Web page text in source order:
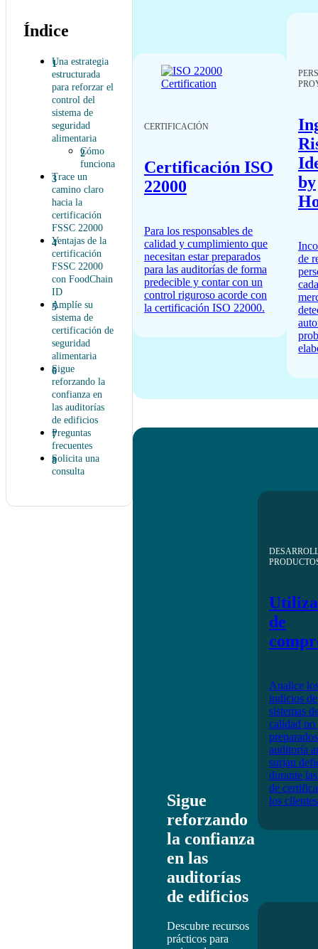
Índice
Una estrategia
estructurada
para reforzar el
control del
sistema de
seguridad
alimentaria
Cómo
funciona
Trace un
camino claro
hacia la
certificación
FSSC 22000
Ventajas de la
certificación
FSSC 22000
con FoodChain
ID
Amplíe su
sistema de
certificación de
seguridad
alimentaria
Sigue
reforzando la
confianza en
las auditorías
de edificios
Preguntas
frecuentes
Solicita una
consulta
CERTIFICACIÓN
Certificación ISO
22000
Para los responsables de
calidad y cumplimiento que
necesitan estar preparados
para las auditorías de forma
predecible y contar con un
control riguroso acorde con
la certificación ISO 22000.
by
de
Sigue
reforzando
la confianza
en las
auditorías
de edificios
Descubre recursos
prácticos para
de
Analice
indicios
sistemas
calidad no
auditoría
surjan
durante
de
los